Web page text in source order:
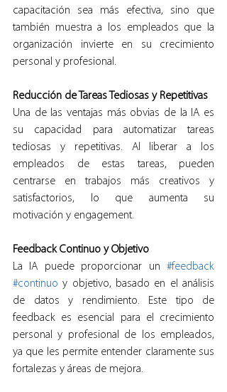
capacitación sea más efectiva, sino que
también muestra a los empleados que la
organización invierte en su crecimiento
personal y profesional.
Reducción de Tareas Tediosas y Repetitivas
Una de las ventajas más obvias de la IA es
su capacidad para automatizar tareas
tediosas y repetitivas. Al liberar a los
empleados de estas tareas, pueden
centrarse en trabajos más creativos y
satisfactorios, lo que aumenta su
motivación y engagement.
Feedback Continuo y Objetivo
La IA puede proporcionar un #feedback
#continuo y objetivo, basado en el análisis
de datos y rendimiento. Este tipo de
feedback es esencial para el crecimiento
personal y profesional de los empleados,
ya que les permite entender claramente sus
fortalezas y áreas de mejora.